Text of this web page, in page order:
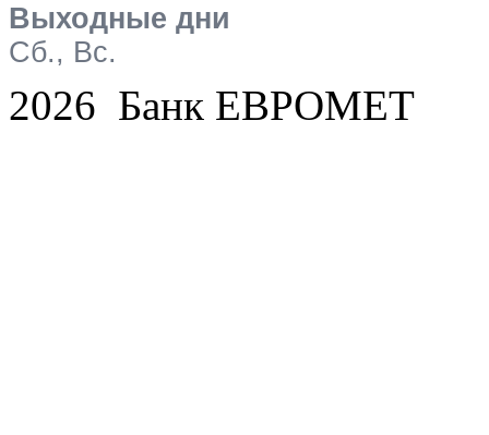
Выходные дни
Сб., Вс.
2026 Банк ЕВРОМЕТ